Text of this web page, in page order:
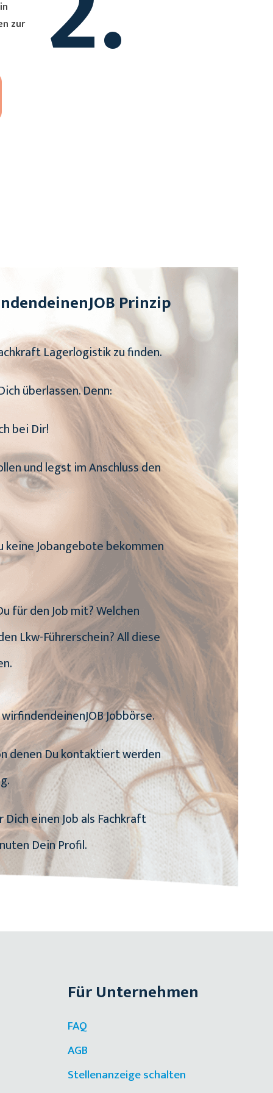
zur
Prinzip
Lagerlogistik zu finden.
überlassen. Denn:
bei Dir!
und legst im Anschluss den
keine Jobangebote bekommen
für den Job mit? Welchen
Lkw-Führerschein? All diese
Jobbörse.
denen Du kontaktiert werden
einen Job als Fachkraft
Dein Profil.
Für Unternehmen
FAQ
AGB
Stellenanzeige schalten